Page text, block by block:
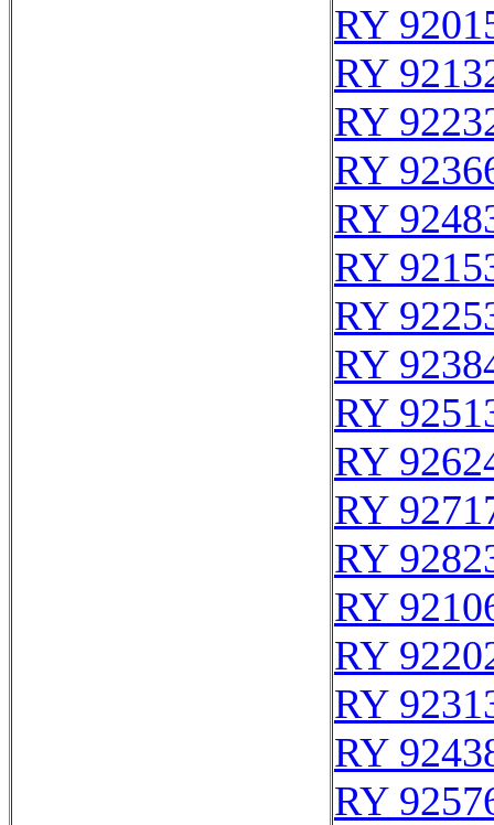
RY
RY
RY
RY
RY
RY
RY
RY
RY
RY
RY
RY
RY
RY
RY
RY
RY